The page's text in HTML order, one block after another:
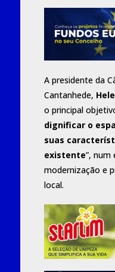
A presidente da
Cantanhede,
o principal
dignificar o
suas
existente”, num
modernização e
local.